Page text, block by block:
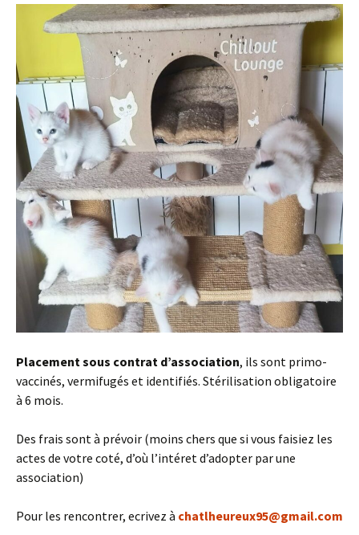
Placement sous contrat d’association, ils sont primo-
vaccinés, vermifugés et identifiés. Stérilisation obligatoire
à 6 mois.
Des frais sont à prévoir (moins chers que si vous faisiez les
actes de votre coté, d’où l’intéret d’adopter par une
association)
Pour les rencontrer, ecrivez à chatlheureux95@gmail.com